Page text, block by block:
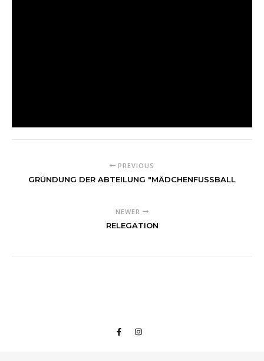
PREVIOUS
GRÜNDUNG DER ABTEILUNG "MÄDCHENFUSSBALL
NEWER
RELEGATION